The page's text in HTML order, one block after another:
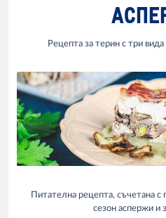
Рецепта за терин с три
Питателна рецепта, съчетана с
сезон аспержи и